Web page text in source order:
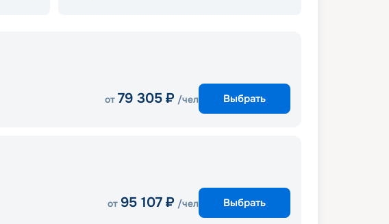
от 79 305 ₽ /чел Выбрать
от 95 107 ₽ /чел Выбрать